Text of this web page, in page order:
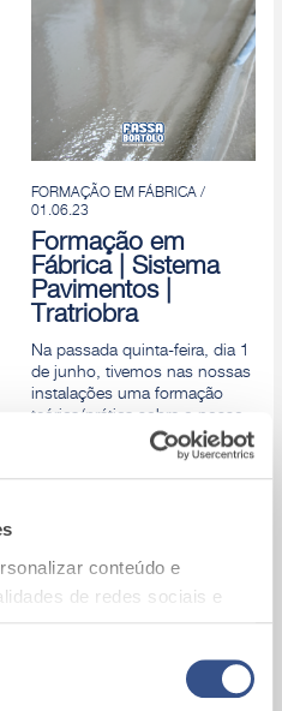
conteúdo e
de redes sociais e
de publicidade e de
FORMAÇÃO EM FÁBRICA /
01.06.23
Formação em
Fábrica | Sistema
Pavimentos |
Tratriobra
Na passada quinta-feira, dia 1
de junho, tivemos nas nossas
instalações uma formação
teórica/prática sobre o nosso
sistema Pavimentos.